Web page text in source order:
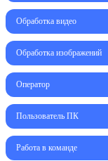
Обработка видео
Обработка изображений
Оператор
Пользователь ПК
Работа в команде